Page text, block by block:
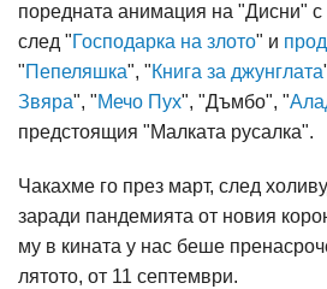
поредната анимация на "Дисни" с
след "Господарка на злото" и
"Пепеляшка", "Книга за джунглата
Звяра", "Мечо Пух", "Дъмбо", "
предстоящия "Малката русалка".
Чакахме го през март, след
заради пандемията от новия
му в кината у нас беше
лятото, от 11 септември.